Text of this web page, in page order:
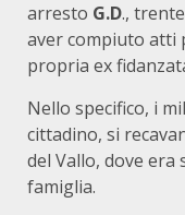
arresto G.D.,
aver compiuto atti
propria ex
Nello specifico, i
cittadino, si
del Vallo, dove
famiglia.